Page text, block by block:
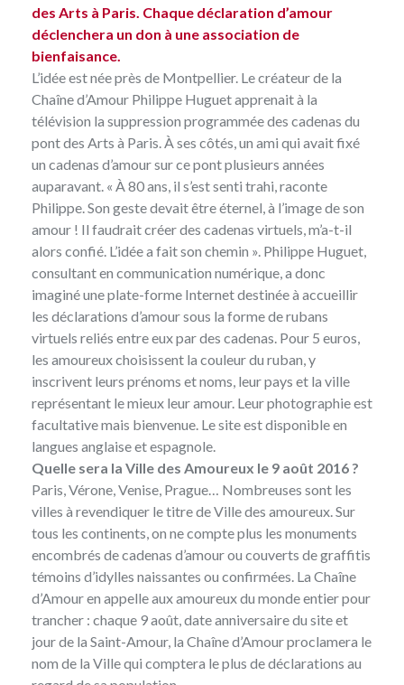
des Arts à Paris. Chaque déclaration d’amour
déclenchera un don à une association de
bienfaisance.
L’idée est née près de Montpellier. Le créateur de la
Chaîne d’Amour Philippe Huguet apprenait à la
télévision la suppression programmée des cadenas du
pont des Arts à Paris. À ses côtés, un ami qui avait fixé
un cadenas d’amour sur ce pont plusieurs années
auparavant. « À 80 ans, il s’est senti trahi, raconte
Philippe. Son geste devait être éternel, à l’image de son
amour ! Il faudrait créer des cadenas virtuels, m’a-t-il
alors confié. L’idée a fait son chemin ». Philippe Huguet,
consultant en communication numérique, a donc
imaginé une plate-forme Internet destinée à accueillir
les déclarations d’amour sous la forme de rubans
virtuels reliés entre eux par des cadenas. Pour 5 euros,
les amoureux choisissent la couleur du ruban, y
inscrivent leurs prénoms et noms, leur pays et la ville
représentant le mieux leur amour. Leur photographie est
facultative mais bienvenue. Le site est disponible en
langues anglaise et espagnole.
Quelle sera la Ville des Amoureux le 9 août 2016 ?
Paris, Vérone, Venise, Prague… Nombreuses sont les
villes à revendiquer le titre de Ville des amoureux. Sur
tous les continents, on ne compte plus les monuments
encombrés de cadenas d’amour ou couverts de graffitis
témoins d’idylles naissantes ou confirmées. La Chaîne
d’Amour en appelle aux amoureux du monde entier pour
trancher : chaque 9 août, date anniversaire du site et
jour de la Saint-Amour, la Chaîne d’Amour proclamera le
nom de la Ville qui comptera le plus de déclarations au